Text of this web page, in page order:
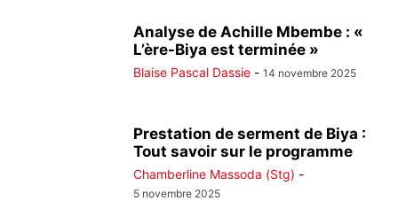
Analyse de Achille Mbembe : «
L’ère-Biya est terminée »
Blaise Pascal Dassie - 14 novembre 2025
Prestation de serment de Biya :
Tout savoir sur le programme
Chamberline Massoda (Stg) -
5 novembre 2025